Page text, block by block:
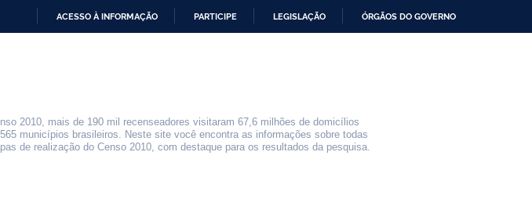
ACESSO À INFORMAÇÃO PARTICIPE LEGISLAÇÃO ÓRGÃOS DO GOVERNO
2010, mais de 190 mil recenseadores visitaram 67,6 milhões de domicílios
municípios brasileiros. Neste site você encontra as informações sobre todas
de realização do Censo 2010, com destaque para os resultados da pesquisa.